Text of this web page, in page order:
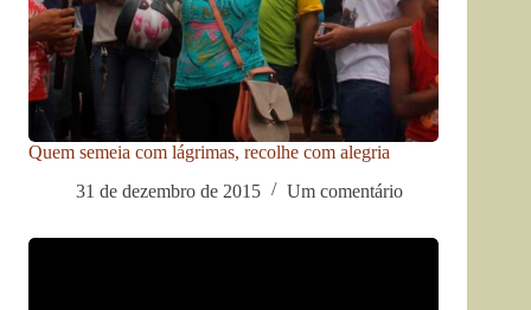
Quem semeia com lágrimas, recolhe com alegria
31 de dezembro de 2015
Um comentário